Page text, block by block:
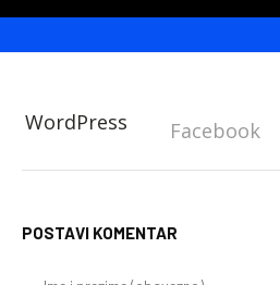
WordPress Facebook
POSTAVI KOMENTAR